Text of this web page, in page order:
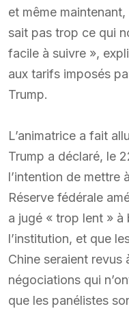
et même maintenant,
sait pas trop ce qui
facile à suivre »,
aux tarifs imposés
Trump.
L’animatrice a fait
Trump a déclaré, le
l’intention de mettre
Réserve fédérale
a jugé « trop lent » à
l’institution, et que
Chine seraient revus
négociations qui
que les panélistes